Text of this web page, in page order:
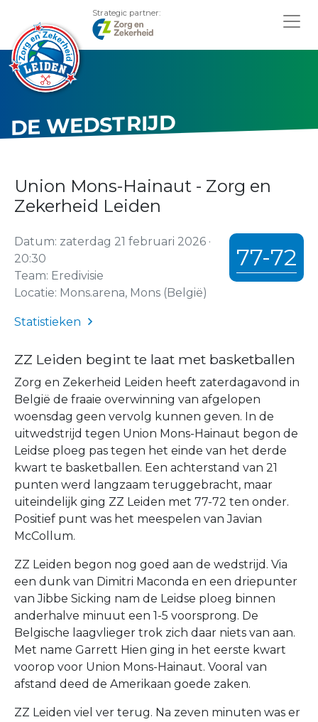
Strategic partner:
DE WEDSTRIJD
Union Mons-Hainaut - Zorg en
Zekerheid Leiden
77-72
Datum: zaterdag 21 februari 2026 ·
20:30
Team: Eredivisie
Locatie: Mons.arena, Mons (België)
Statistieken
ZZ Leiden begint te laat met basketballen
Zorg en Zekerheid Leiden heeft zaterdagavond in
België de fraaie overwinning van afgelopen
woensdag geen vervolg kunnen geven. In de
uitwedstrijd tegen Union Mons-Hainaut begon de
Leidse ploeg pas tegen het einde van het derde
kwart te basketballen. Een achterstand van 21
punten werd langzaam teruggebracht, maar
uiteindelijk ging ZZ Leiden met 77-72 ten onder.
Positief punt was het meespelen van Javian
McCollum.
ZZ Leiden begon nog goed aan de wedstrijd. Via
een dunk van Dimitri Maconda en een driepunter
van Jibbe Sicking nam de Leidse ploeg binnen
anderhalve minuut een 1-5 voorsprong. De
Belgische laagvlieger trok zich daar niets van aan.
Met name Garrett Hien ging in het eerste kwart
voorop voor Union Mons-Hainaut. Vooral van
afstand deed de Amerikaan goede zaken.
ZZ Leiden viel ver terug. Na zeven minuten was er